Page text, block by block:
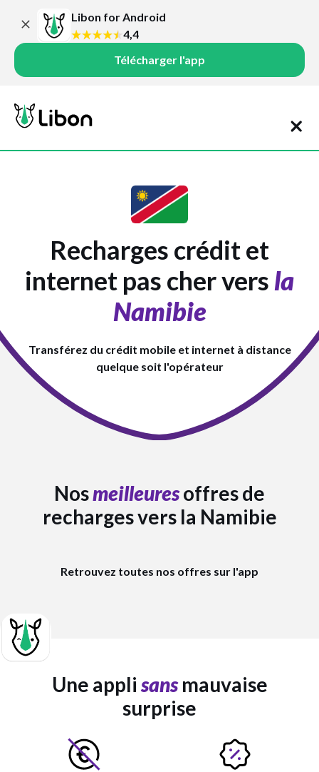
Libon for Android
4,4
Télécharger l'app
Recharges crédit et
internet pas cher vers la
Namibie
Transférez du crédit mobile et internet à distance
quelque soit l'opérateur
Nosmeilleuresoffres de
recharges vers la Namibie
Retrouvez toutes nos offres sur l'app
Une appli sansmauvaise
surprise